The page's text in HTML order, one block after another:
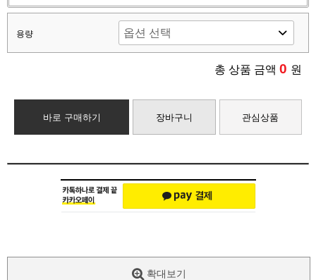
용량
총 상품 금액 0 원
바로 구매하기 장바구니 관심상품
확대보기